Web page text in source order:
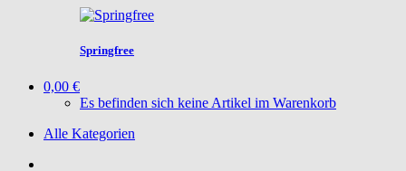
Springfree
0,00 €
Es befinden sich keine Artikel im Warenkorb
Alle Kategorien